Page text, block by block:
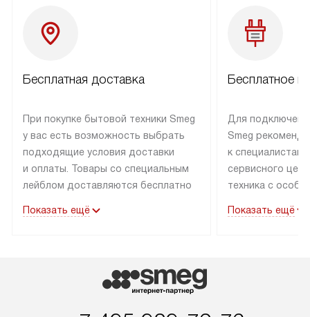
Бесплатная доставка
При покупке бытовой техники Smeg
у вас есть возможность выбрать
подходящие условия доставки
и оплаты. Товары со специальным
лейблом доставляются бесплатно
до подъезда. Доставка за пределы
маркировку «в наличии», может
быть отправлен покупателю
Показать ещё
Бесплатное
Для
Smeg
к специалистам
сервисного
техника с
коммуникациям.
Показать ещё